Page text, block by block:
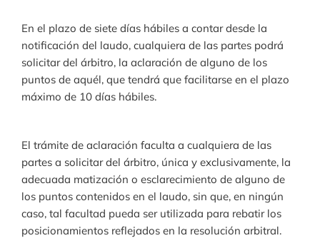
En el plazo de siete días hábiles a contar desde la
notificación del laudo, cualquiera de las partes podrá
solicitar del árbitro, la aclaración de alguno de los
puntos de aquél, que tendrá que facilitarse en el plazo
máximo de 10 días hábiles.
El trámite de aclaración faculta a cualquiera de las
partes a solicitar del árbitro, única y exclusivamente, la
adecuada matización o esclarecimiento de alguno de
los puntos contenidos en el laudo, sin que, en ningún
caso, tal facultad pueda ser utilizada para rebatir los
posicionamientos reflejados en la resolución arbitral.